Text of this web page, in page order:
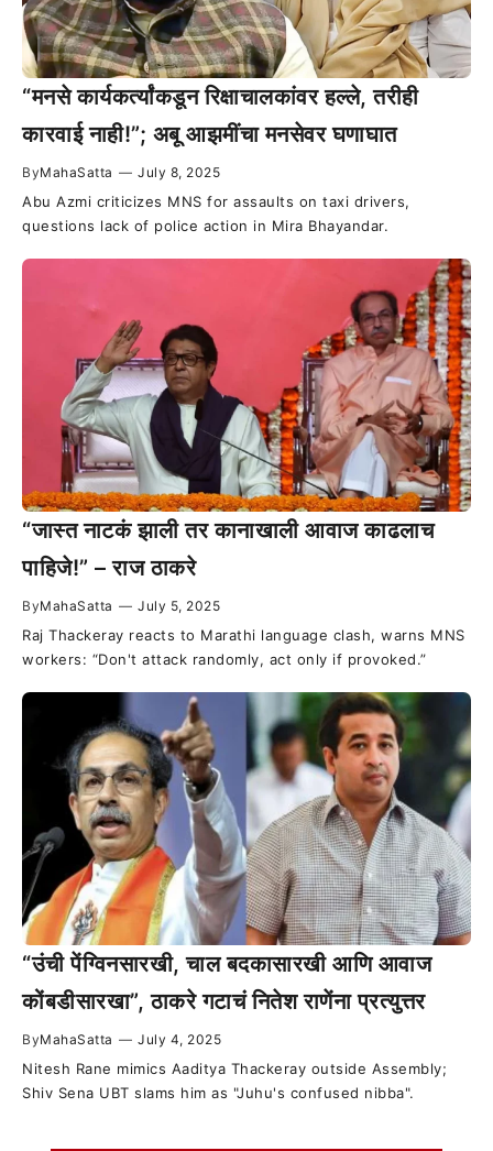
“मनसे कार्यकर्त्यांकडून रिक्षाचालकांवर हल्ले, तरीही
कारवाई नाही!”; अबू आझमींचा मनसेवर घणाघात
ByMahaSatta — July 8, 2025
Abu Azmi criticizes MNS for assaults on taxi drivers,
questions lack of police action in Mira Bhayandar.
“जास्त नाटकं झाली तर कानाखाली आवाज काढलाच
पाहिजे!” – राज ठाकरे
ByMahaSatta — July 5, 2025
Raj Thackeray reacts to Marathi language clash, warns MNS
workers: “Don't attack randomly, act only if provoked.”
“उंची पेंग्विनसारखी, चाल बदकासारखी आणि आवाज
कोंबडीसारखा”, ठाकरे गटाचं नितेश राणेंना प्रत्युत्तर
ByMahaSatta — July 4, 2025
Nitesh Rane mimics Aaditya Thackeray outside Assembly;
Shiv Sena UBT slams him as "Juhu's confused nibba".